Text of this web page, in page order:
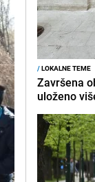
/LOKALNE TEME
Završena
uloženo